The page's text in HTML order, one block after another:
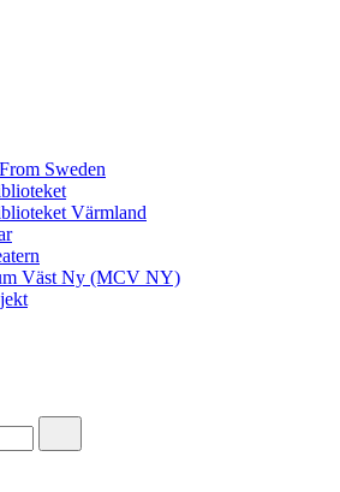
Sweden
Värmland
Väst Ny (MCV NY)